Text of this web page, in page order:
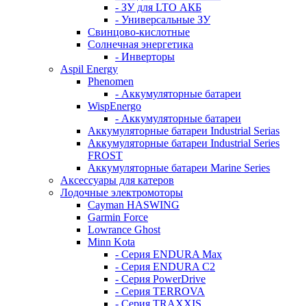
- ЗУ для LTO АКБ
- Универсальные ЗУ
Свинцово-кислотные
Солнечная энергетика
- Инверторы
Aspil Energy
Phenomen
- Аккумуляторные батареи
WispEnergo
- Аккумуляторные батареи
Аккумуляторные батареи Industrial Serias
Аккумуляторные батареи Industrial Series
FROST
Аккумуляторные батареи Marine Series
Аксессуары для катеров
Лодочные электромоторы
Cayman HASWING
Garmin Force
Lowrance Ghost
Minn Kota
- Серия ENDURA Max
- Серия ENDURA C2
- Серия PowerDrive
- Серия TERROVA
- Серия TRAXXIS